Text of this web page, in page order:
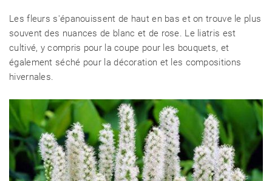
Les fleurs s'épanouissent de haut en bas et on trouve le plus
souvent des nuances de blanc et de rose. Le liatris est
cultivé, y compris pour la coupe pour les bouquets, et
également séché pour la décoration et les compositions
hivernales.